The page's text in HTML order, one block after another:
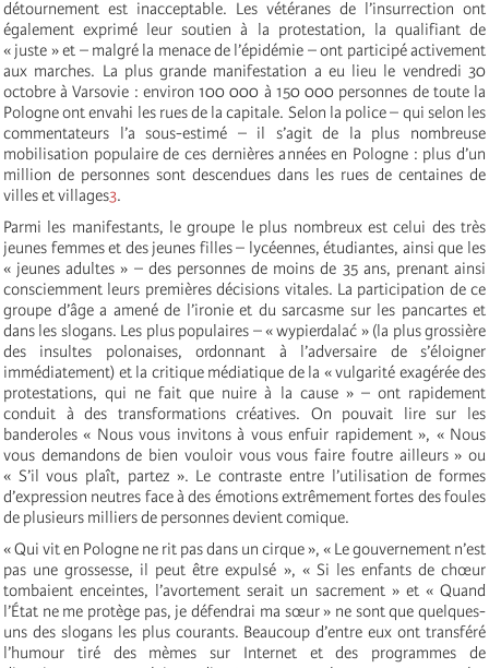
détournement est inacceptable. Les vétéranes de l’insurrection ont
également exprimé leur soutien à la protestation, la qualifiant de
« juste » et – malgré la menace de l’épidémie – ont participé activement
aux marches. La plus grande manifestation a eu lieu le vendredi 30
octobre à Varsovie : environ 100 000 à 150 000 personnes de toute la
Pologne ont envahi les rues de la capitale. Selon la police – qui selon les
commentateurs l’a sous-estimé – il s’agit de la plus nombreuse
mobilisation populaire de ces dernières années en Pologne : plus d’un
million de personnes sont descendues dans les rues de centaines de
villes et villages3.
Parmi les manifestants, le groupe le plus nombreux est celui des très
jeunes femmes et des jeunes filles – lycéennes, étudiantes, ainsi que les
« jeunes adultes » – des personnes de moins de 35 ans, prenant ainsi
consciemment leurs premières décisions vitales. La participation de ce
groupe d’âge a amené de l’ironie et du sarcasme sur les pancartes et
dans les slogans. Les plus populaires – « wypierdalać » (la plus grossière
des insultes polonaises, ordonnant à l’adversaire de s’éloigner
immédiatement) et la critique médiatique de la « vulgarité exagérée des
protestations, qui ne fait que nuire à la cause » – ont rapidement
conduit à des transformations créatives. On pouvait lire sur les
banderoles « Nous vous invitons à vous enfuir rapidement », « Nous
vous demandons de bien vouloir vous vous faire foutre ailleurs » ou
« S’il vous plaît, partez ». Le contraste entre l’utilisation de formes
d’expression neutres face à des émotions extrêmement fortes des foules
de plusieurs milliers de personnes devient comique.
« Qui vit en Pologne ne rit pas dans un cirque », « Le gouvernement n’est
pas une grossesse, il peut être expulsé », « Si les enfants de chœur
tombaient enceintes, l’avortement serait un sacrement » et « Quand
l’État ne me protège pas, je défendrai ma sœur » ne sont que quelques-
uns des slogans les plus courants. Beaucoup d’entre eux ont transféré
l’humour tiré des mèmes sur Internet et des programmes de